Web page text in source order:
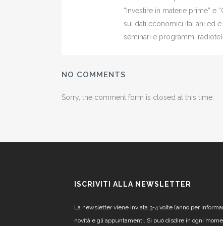
“Investire in materie prime” e
sui dati economici italiani ed
seminari e programmi
NO COMMENTS
Sorry, the comment form is closed at this time.
ISCRIVITI ALLA NEWSLETTER
La newsletter viene inviata 3-4 volte l’anno per
novità e gli appuntamenti. Si può disdire in ogni